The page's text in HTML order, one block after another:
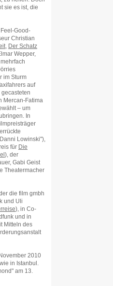
sie es ist, die
Good-
Christian
Der Schatz
Wepper,
im Sturm
auf
Mercan-Fatima
– um
In
Lowinski"),
für Die
), der
Gabi Geist
Theatermacher
die film gmbh
und Uli
), in Co-
und in
Mitteln des
2010
in Istanbul.
am 13.